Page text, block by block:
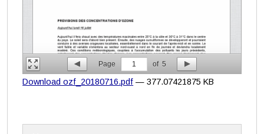
Page 1 of 5
Download ozf_20180716.pdf — 377.07421875 KB